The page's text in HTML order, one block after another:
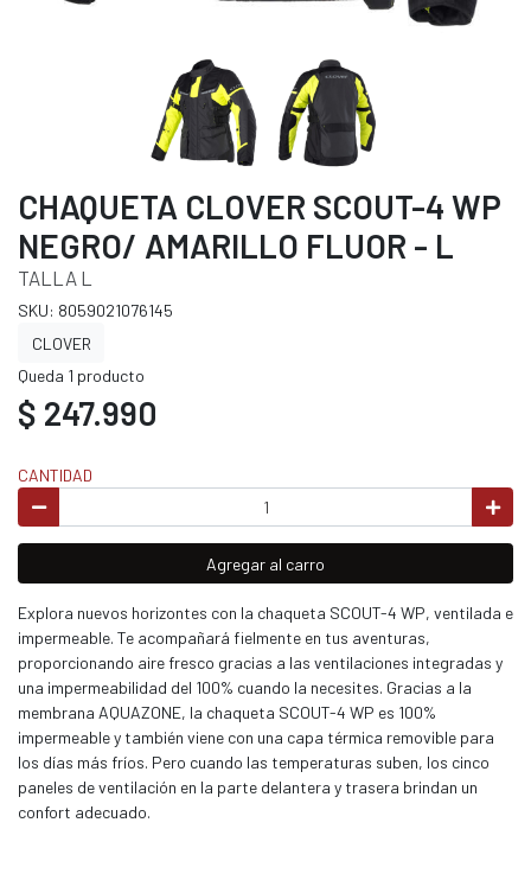
CHAQUETA CLOVER SCOUT-4 WP
NEGRO/ AMARILLO FLUOR - L
TALLA L
SKU: 8059021076145
CLOVER
Queda 1 producto
$ 247.990
CANTIDAD
Agregar al carro
Explora nuevos horizontes con la chaqueta SCOUT-4 WP, ventilada e
impermeable. Te acompañará fielmente en tus aventuras,
proporcionando aire fresco gracias a las ventilaciones integradas y
una impermeabilidad del 100% cuando la necesites. Gracias a la
membrana AQUAZONE, la chaqueta SCOUT-4 WP es 100%
impermeable y también viene con una capa térmica removible para
los días más fríos. Pero cuando las temperaturas suben, los cinco
paneles de ventilación en la parte delantera y trasera brindan un
confort adecuado.